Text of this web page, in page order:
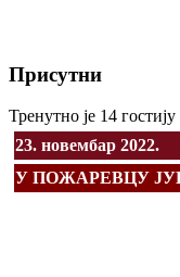
Присутни
Тренутно је 14
23. новембар 2022.
У ПОЖАРЕВЦУ